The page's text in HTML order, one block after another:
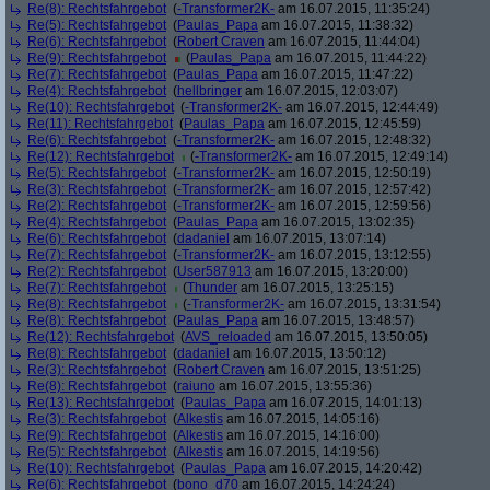
Re(8): Rechtsfahrgebot (-Transformer2K- am 16.07.2015, 11:35:24)
Re(5): Rechtsfahrgebot (Paulas_Papa am 16.07.2015, 11:38:32)
Re(6): Rechtsfahrgebot (Robert Craven am 16.07.2015, 11:44:04)
Re(9): Rechtsfahrgebot
(Paulas_Papa am 16.07.2015, 11:44:22)
Re(7): Rechtsfahrgebot (Paulas_Papa am 16.07.2015, 11:47:22)
Re(4): Rechtsfahrgebot (hellbringer am 16.07.2015, 12:03:07)
Re(10): Rechtsfahrgebot (-Transformer2K- am 16.07.2015, 12:44:49)
Re(11): Rechtsfahrgebot (Paulas_Papa am 16.07.2015, 12:45:59)
Re(6): Rechtsfahrgebot (-Transformer2K- am 16.07.2015, 12:48:32)
Re(12): Rechtsfahrgebot
(-Transformer2K- am 16.07.2015, 12:49:14)
Re(5): Rechtsfahrgebot (-Transformer2K- am 16.07.2015, 12:50:19)
Re(3): Rechtsfahrgebot (-Transformer2K- am 16.07.2015, 12:57:42)
Re(2): Rechtsfahrgebot (-Transformer2K- am 16.07.2015, 12:59:56)
Re(4): Rechtsfahrgebot (Paulas_Papa am 16.07.2015, 13:02:35)
Re(6): Rechtsfahrgebot (dadaniel am 16.07.2015, 13:07:14)
Re(7): Rechtsfahrgebot (-Transformer2K- am 16.07.2015, 13:12:55)
Re(2): Rechtsfahrgebot (User587913 am 16.07.2015, 13:20:00)
Re(7): Rechtsfahrgebot
(Thunder am 16.07.2015, 13:25:15)
Re(8): Rechtsfahrgebot
(-Transformer2K- am 16.07.2015, 13:31:54)
Re(8): Rechtsfahrgebot (Paulas_Papa am 16.07.2015, 13:48:57)
Re(12): Rechtsfahrgebot (AVS_reloaded am 16.07.2015, 13:50:05)
Re(8): Rechtsfahrgebot (dadaniel am 16.07.2015, 13:50:12)
Re(3): Rechtsfahrgebot (Robert Craven am 16.07.2015, 13:51:25)
Re(8): Rechtsfahrgebot (raiuno am 16.07.2015, 13:55:36)
Re(13): Rechtsfahrgebot (Paulas_Papa am 16.07.2015, 14:01:13)
Re(3): Rechtsfahrgebot (Alkestis am 16.07.2015, 14:05:16)
Re(9): Rechtsfahrgebot (Alkestis am 16.07.2015, 14:16:00)
Re(5): Rechtsfahrgebot (Alkestis am 16.07.2015, 14:19:56)
Re(10): Rechtsfahrgebot (Paulas_Papa am 16.07.2015, 14:20:42)
Re(6): Rechtsfahrgebot (bono_d70 am 16.07.2015, 14:24:24)